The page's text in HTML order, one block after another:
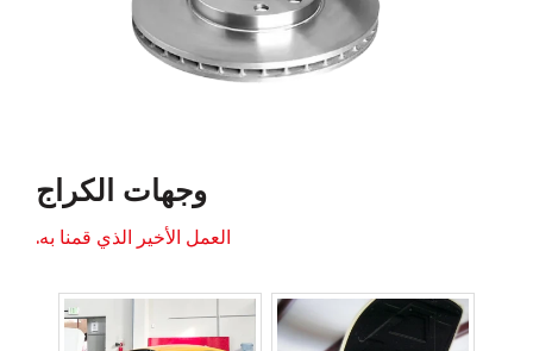
وجهات الكراج
العمل الأخير الذي قمنا به.